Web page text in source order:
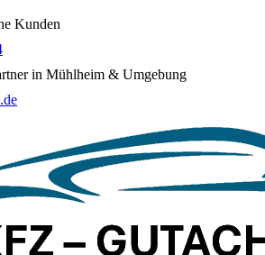
Kunden
in Mühlheim & Umgebung